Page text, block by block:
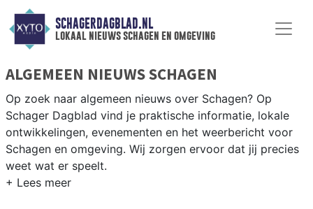
SCHAGERDAGBLAD.NL
lokaal nieuws schagen en omgeving
ALGEMEEN NIEUWS SCHAGEN
Op zoek naar algemeen nieuws over Schagen? Op
Schager Dagblad vind je praktische informatie, lokale
ontwikkelingen, evenementen en het weerbericht voor
Schagen en omgeving. Wij zorgen ervoor dat jij precies
weet wat er speelt.